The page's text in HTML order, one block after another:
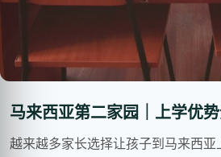
马来西亚第二家园｜上学优
越来越多家长选择让孩子到马来西